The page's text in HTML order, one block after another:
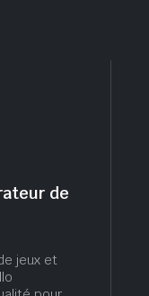
de
jeux et